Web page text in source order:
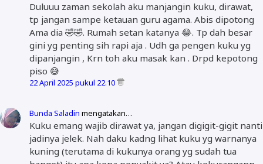
Duluuu zaman sekolah aku manjangin kuku, dirawat,
tp jangan sampe ketauan guru agama. Abis dipotong
Ama dia 🤣🤣. Rumah setan katanya 😂. Tp dah besar
gini yg penting sih rapi aja . Udh ga pengen kuku yg
dipanjangin , Krn toh aku masak kan . Drpd kepotong
piso 😅
22 April 2025 pukul 22.10
Bunda Saladin mengatakan…
Kuku emang wajib dirawat ya, jangan digigit-gigit nanti
jadinya jelek. Nah daku kadng lihat kuku yg warnanya
kuning (terutama di kukunya orang yg sudah tua